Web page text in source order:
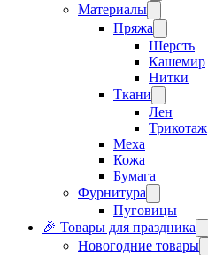
Материалы
Пряжа
Шерсть
Кашемир
Нитки
Ткани
Лен
Трикотаж
Меха
Кожа
Бумага
Фурнитура
Пуговицы
🎉 Товары для праздника
Новогодние товары